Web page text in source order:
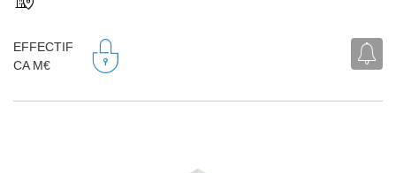
EFFECTIF
CA M€